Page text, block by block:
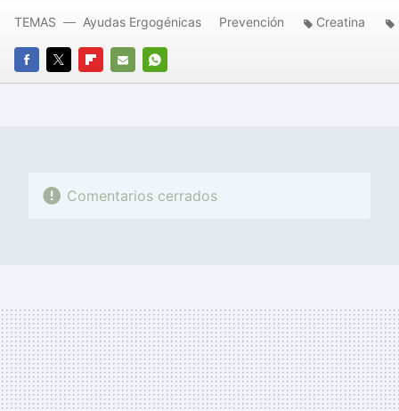
FACEBOOK
TWITTERFLIPBOARD
E-
WHATSAPP
TEMAS Ayudas Ergogénicas Prevención Creatina
Comentarios cerrados